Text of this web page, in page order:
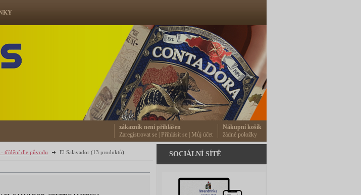
- třídění dle původu El Salavador (13 produktů) SOCIÁLNÍ SÍTĚ
Nákupní košík
žádné položky
zákazník není přihlášen
Zaregistrovat se
Přihlásit se Můj účet